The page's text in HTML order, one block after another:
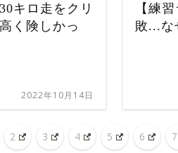
キロ走をクリ
く険しかっ
2022年10月14日
【練
敗...な
2 3 4 5 6 7